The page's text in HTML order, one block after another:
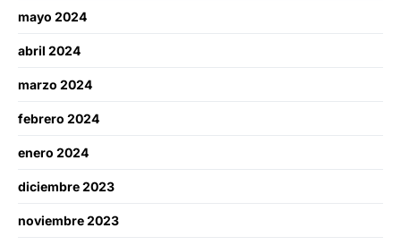
mayo 2024
abril 2024
marzo 2024
febrero 2024
enero 2024
diciembre 2023
noviembre 2023